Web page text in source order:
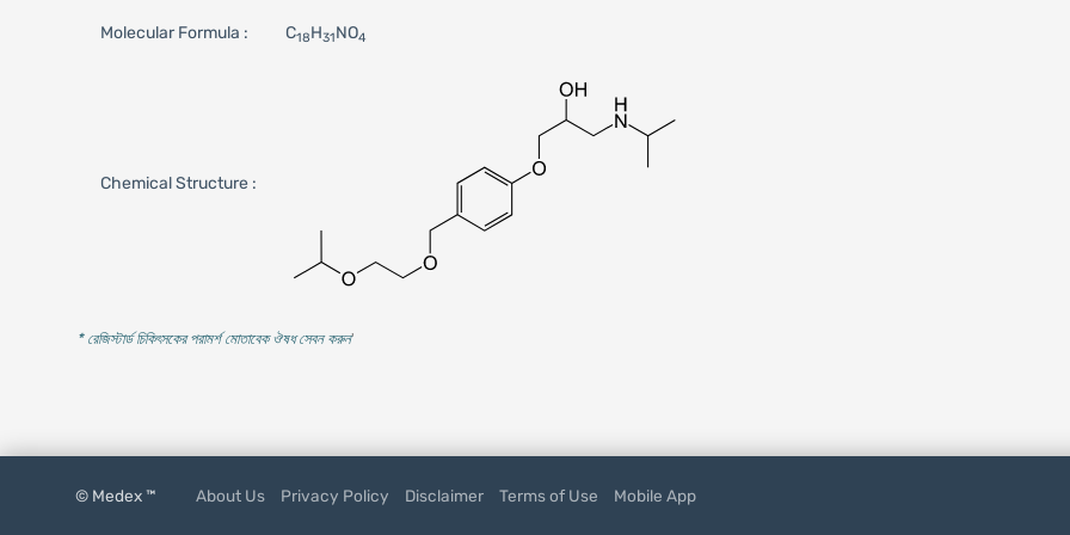
Molecular Formula : C18H31NO4
Chemical Structure :
* রেজিস্টার্ড চিকিৎসকের পরামর্শ মোতাবেক ঔষধ সেবন করুন'
© Medex ™ About Us Privacy Policy Disclaimer Terms of Use Mobile App